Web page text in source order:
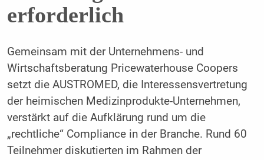
erforderlich
Gemeinsam mit der Unternehmens- und
Wirtschaftsberatung Pricewaterhouse Coopers
setzt die AUSTROMED, die Interessensvertretung
der heimischen Medizinprodukte-Unternehmen,
verstärkt auf die Aufklärung rund um die
„rechtliche“ Compliance in der Branche. Rund 60
Teilnehmer diskutierten im Rahmen der